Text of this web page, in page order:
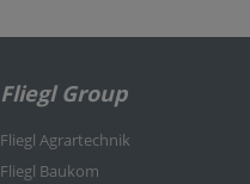
Fliegl Group
Fliegl Agrartechnik
Fliegl Baukom